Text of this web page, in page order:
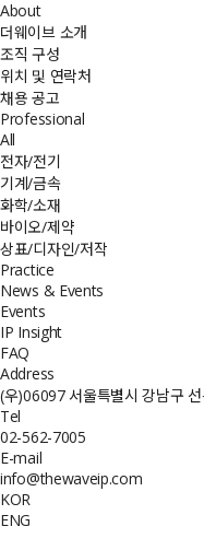
About
더웨이브 소개
조직 구성
위치 및 연락처
채용 공고
Professional
All
전자/전기
기계/금속
화학/소재
바이오/제약
상표/디자인/저작
Practice
News & Events
Events
IP Insight
FAQ
Address
(우)06097 서울특별시 강남구
Tel
02-562-7005
E-mail
info@thewaveip.com
KOR
ENG